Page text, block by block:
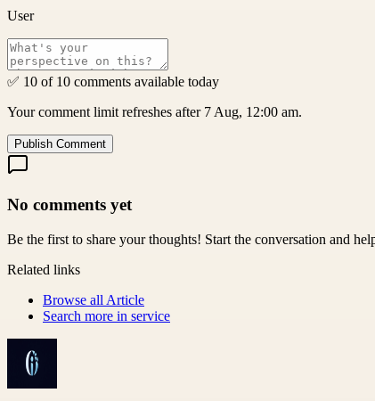
User
✅ 10 of 10 comments available today
Your comment limit refreshes after 7 Aug, 12:00 am.
Publish Comment
No comments yet
Be the first to share your thoughts! Start the conversation and
Related links
Browse all Article
Search more in service